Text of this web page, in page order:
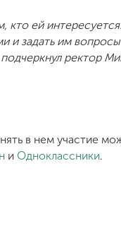
ей
и задать им
ректор
в нем участие
и Одноклассники.